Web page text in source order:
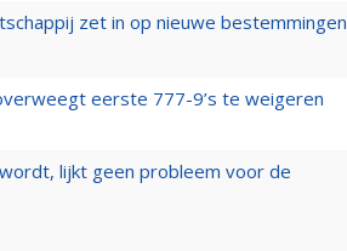
zet in op nieuwe bestemmingen
eerste 777-9’s te weigeren
lijkt geen probleem voor de